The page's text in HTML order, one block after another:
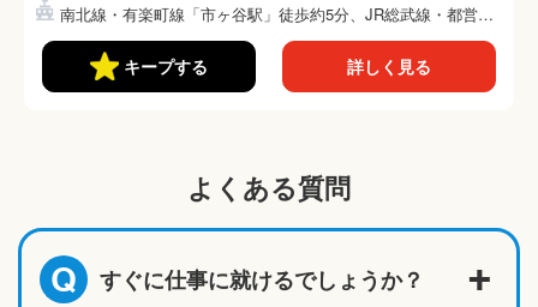
南北線・有楽町線「市ヶ谷駅」徒歩約5分、JR総武線・都営新
宿...
キープする 詳しく見る
よくある質問
Q すぐに仕事に就けるでしょうか？